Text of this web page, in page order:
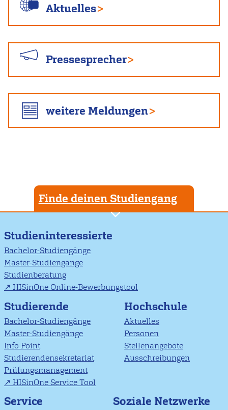
Aktuelles
Pressesprecher
weitere Meldungen
Finde deinen Studiengang
Studieninteressierte
Bachelor-Studiengänge
Master-Studiengänge
Studienberatung
HISinOne Online-Bewerbungstool
Studierende
Bachelor-Studiengänge
Master-Studiengänge
Info Point
Studierendensekretariat
Prüfungsmanagement
HISinOne Service Tool
Hochschule
Aktuelles
Personen
Stellenangebote
Ausschreibungen
Service Soziale Netzwerke